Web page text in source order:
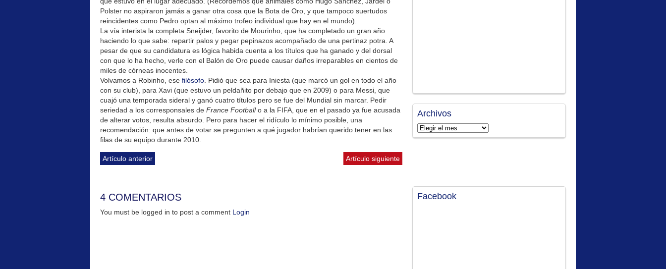
Polster no aspiraron jamás a ganar otra cosa que la Bota de Oro, y que tampoco suertudos
reincidentes como Pedro optan al máximo trofeo individual que hay en el mundo).
La vía interista la completa Sneijder, favorito de Mourinho, que ha completado un gran año
haciendo lo que sabe: repartir palos y pegar pepinazos acompañado de una pertinaz potra. A
pesar de que su candidatura es lógica habida cuenta a los títulos que ha ganado y del dorsal
con que lo ha hecho, verle con el Balón de Oro puede causar daños irreparables en cientos de
miles de córneas inocentes.
Volvamos a Robinho, ese filósofo . Pidió que sea para Iniesta (que marcó un gol en todo el año
con su club), para Xavi (que estuvo un peldañito por debajo que en 2009) o para Messi, que
cuajó una temporada sideral y ganó cuatro títulos pero se fue del Mundial sin marcar. Pedir
seriedad a los corresponsales de France Footballo a la FIFA, que en el pasado ya fue acusada
de alterar votos, resulta absurdo. Pero para hacer el ridículo lo mínimo posible, una
recomendación: que antes de votar se pregunten a qué jugador habrían querido tener en las
filas de su equipo durante 2010.
Artículo anterior Artículo siguiente
4 COMENTARIOS
You must be logged in to post a comment Login
Archivos
Archivos
Facebook